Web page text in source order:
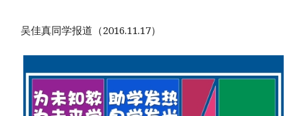
吴佳真同学报道（2016.11.17）